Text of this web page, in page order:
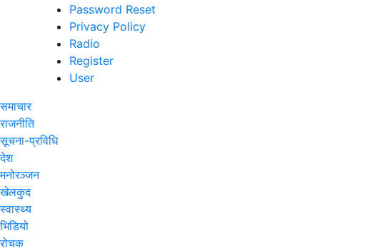
Password Reset
Privacy Policy
Radio
Register
User
समाचार
राजनीति
सूचना-प्रविधि
देश
मनोरञ्जन
खेलकुद
स्वास्थ्य
भिडियो
रोचक